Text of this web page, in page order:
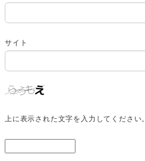
サイト
上に表示された文字を入力してください。